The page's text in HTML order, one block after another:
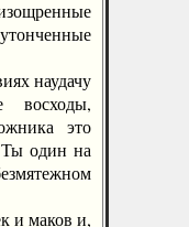
наудачу
восходы,
это
Ты один на
и маков и,